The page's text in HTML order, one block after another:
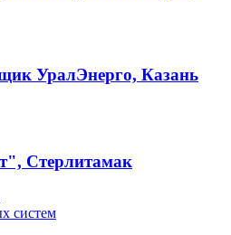
УралЭнерго, Казань
Стерлитамак
систем